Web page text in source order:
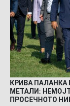
КРИВА ПАЛАНКА
МЕТАЛИ:
ПРОСЕЧНОТО